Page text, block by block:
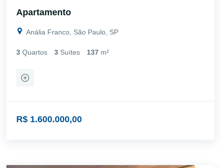
Apartamento
Anália Franco, São Paulo, SP
3 Quartos 3 Suítes 137 m²
R$ 1.600.000,00